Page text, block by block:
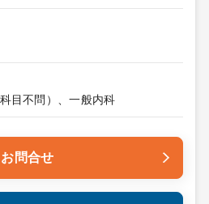
目不問）、一般内科
お問合せ